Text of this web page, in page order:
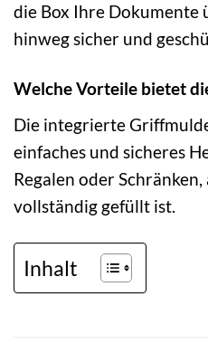
die Box Ihre Dokumente
hinweg sicher und
Welche Vorteile bietet
Die integrierte
einfaches und sicheres
Regalen oder
vollständig gefüllt ist.
Inhalt